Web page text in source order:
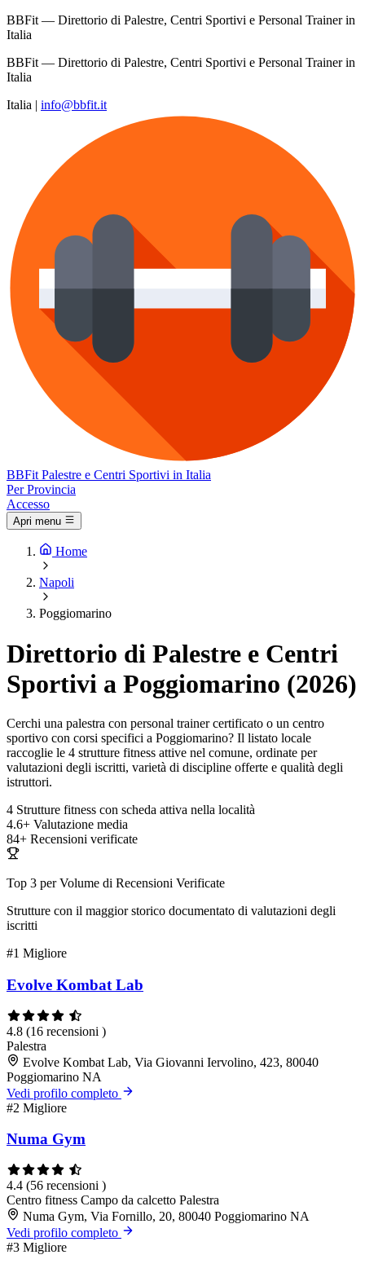
BBFit — Direttorio di Palestre, Centri Sportivi e Personal Trainer in
Italia
BBFit — Direttorio di Palestre, Centri Sportivi e Personal Trainer in
Italia
Italia | info@bbfit.it
BBFit Palestre e Centri Sportivi in Italia
Per Provincia
Accesso
Apri menu
Home
Napoli
Poggiomarino
Direttorio di Palestre e Centri
Sportivi a Poggiomarino (2026)
Cerchi una palestra con personal trainer certificato o un centro
sportivo con corsi specifici a Poggiomarino? Il listato locale
raccoglie le 4 strutture fitness attive nel comune, ordinate per
valutazioni degli iscritti, varietà di discipline offerte e qualità degli
istruttori.
4 Strutture fitness con scheda attiva nella località
4.6+ Valutazione media
84+ Recensioni verificate
Top 3 per Volume di Recensioni Verificate
Strutture con il maggior storico documentato di valutazioni degli
iscritti
#1 Migliore
Evolve Kombat Lab
4.8 (16 recensioni )
Palestra
Evolve Kombat Lab, Via Giovanni Iervolino, 423, 80040
Poggiomarino NA
Vedi profilo completo
#2 Migliore
Numa Gym
4.4 (56 recensioni )
Centro fitness Campo da calcetto Palestra
Numa Gym, Via Fornillo, 20, 80040 Poggiomarino NA
Vedi profilo completo
#3 Migliore